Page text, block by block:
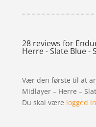
28 reviews for
Herre - Slate Blue -
Vær den første til at
Midlayer – Herre –
Du skal være logged in